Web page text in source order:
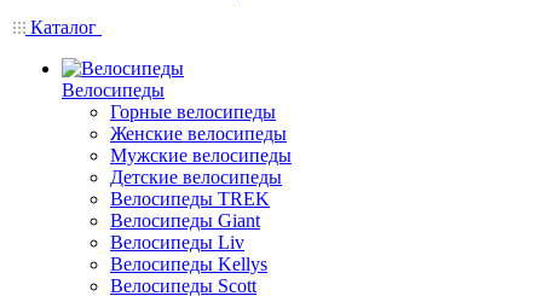
Каталог
Велосипеды
Горные велосипеды
Женские велосипеды
Мужские велосипеды
Детские велосипеды
Велосипеды TREK
Велосипеды Giant
Велосипеды Liv
Велосипеды Kellys
Велосипеды Scott